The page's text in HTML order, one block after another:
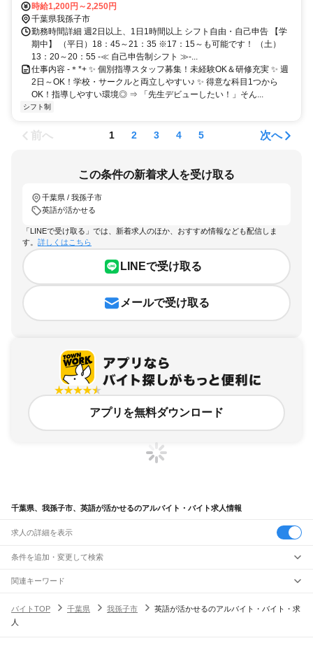
時給1,200円～2,250円
千葉県我孫子市
勤務時間詳細 週2日以上、1日1時間以上 シフト自由・自己申告 【学
期中】 （平日）18：45～21：35 ※17：15～も可能です！ （土）
13：20～20：55 -≪ 自己申告制シフト ≫-...
仕事内容 -＊*+ ✨ 個別指導スタッフ募集！未経験OK＆研修充実 ✨ 週
2日～OK！学校・サークルと両立しやすい♪ ✨ 得意な科目1つから
OK！指導しやすい環境◎ ⇒ 「先生デビューしたい！」そん...
シフト制
前へ 1 2 3 4 5 次へ
この条件の新着求人を受け取る
千葉県 / 我孫子市
英語が活かせる
「LINEで受け取る」では、新着求人のほか、おすすめ情報なども配信しま
す。 詳しくはこちら
LINEで受け取る
メールで受け取る
アプリを無料ダウンロード
千葉県、我孫子市、英語が活かせるのアルバイト・バイト求人情報
求人の詳細を表示
条件を追加・変更して検索
市区町村を追加・変更
千葉県すべて
駅を追加・変更
関連キーワード
千葉県 君津市 英語 活かせる千葉県 流山市 英語を活かせる
バイトTOP 千葉県 我孫子市
英語が活かせるのアルバイト・バイト・求
人